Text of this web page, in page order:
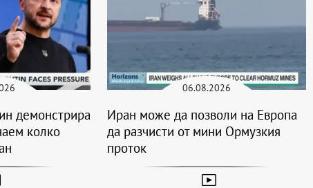
демонстрира
колко
06.08.2026
Иран може да позволи на Европа
да разчисти от мини Ормузкия
проток